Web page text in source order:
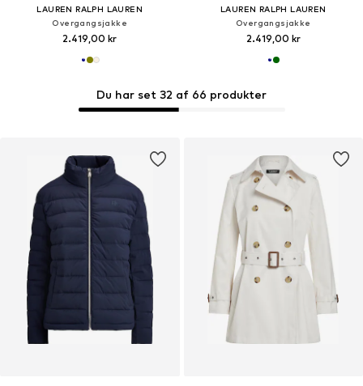
LAUREN RALPH LAUREN
Overgangsjakke
2.419,00 kr
LAUREN RALPH LAUREN
Overgangsjakke
2.419,00 kr
Du har set 32 af 66 produkter